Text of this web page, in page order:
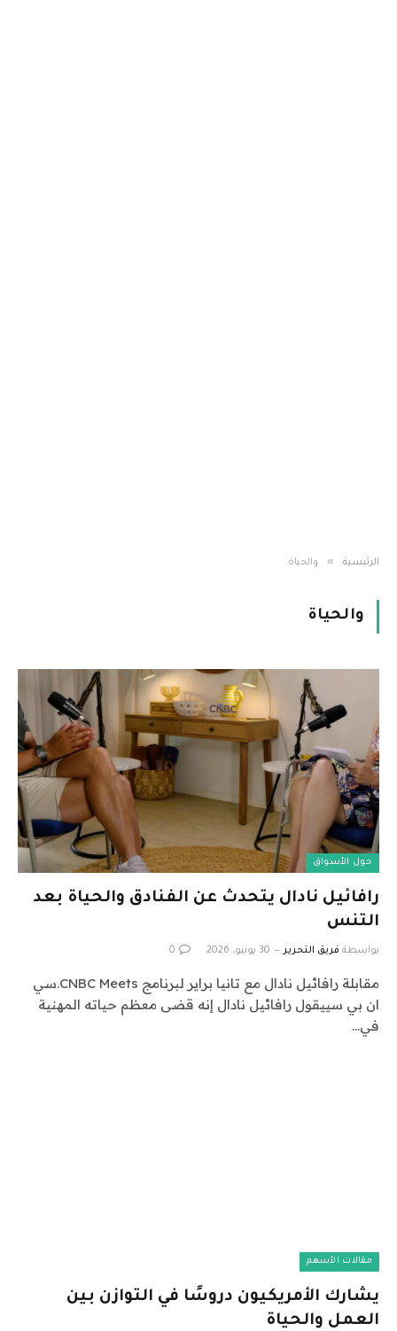
الرئيسية » والحياة
والحياة
حول الأسواق
رافائيل نادال يتحدث عن الفنادق والحياة بعد
التنس
بواسطة فريق التحرير 30 يونيو، 2026 0
مقابلة رافائيل نادال مع تانيا براير لبرنامج CNBC Meets.سي
ان بي سييقول رافائيل نادال إنه قضى معظم حياته المهنية
في…
مقالات الأسهم
يشارك الأمريكيون دروسًا في التوازن بين
العمل والحياة